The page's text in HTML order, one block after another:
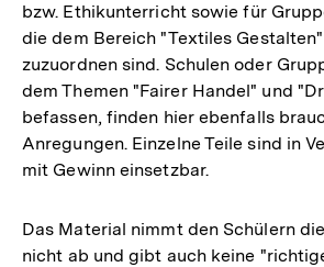
bzw. Ethikunterricht sowie für
die dem Bereich "Textiles
zuzuordnen sind. Schulen oder
dem Themen "Fairer Handel" und
befassen, finden hier ebenfalls
Anregungen. Einzelne Teile sind in
mit Gewinn einsetzbar.
Das Material nimmt den Schülern
nicht ab und gibt auch keine